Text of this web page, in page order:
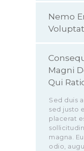
Nemo
Magni
Qui
Sed duis
sed justo
placerat
magna.
odio,